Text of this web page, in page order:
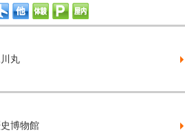
丸
博物館